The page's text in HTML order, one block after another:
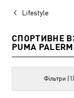
Lifestyle
СПОРТИВНЕ
PUMA
Фільтри (1)